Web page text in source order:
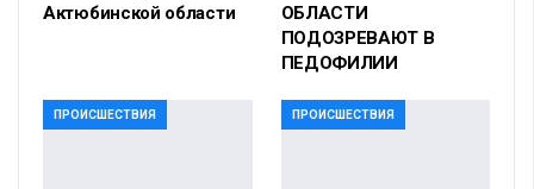
Актюбинской области
ОБЛАСТИ
ПОДОЗРЕВАЮТ В
ПЕДОФИЛИИ
ПРОИСШЕСТВИЯ ПРОИСШЕСТВИЯ